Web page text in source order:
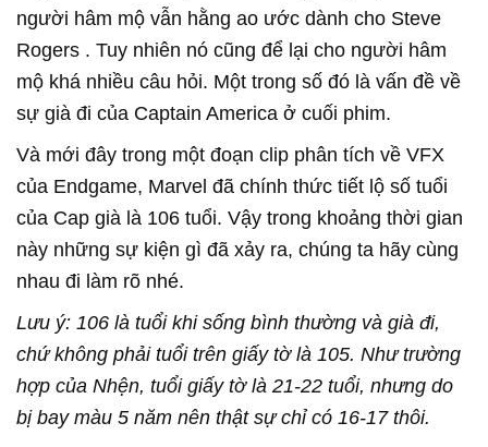
người hâm mộ vẫn hằng ao ước dành cho Steve
Rogers . Tuy nhiên nó cũng để lại cho người hâm
mộ khá nhiều câu hỏi. Một trong số đó là vấn đề về
sự già đi của Captain America ở cuối phim.
Và mới đây trong một đoạn clip phân tích về VFX
của Endgame, Marvel đã chính thức tiết lộ số tuổi
của Cap già là 106 tuổi. Vậy trong khoảng thời gian
này những sự kiện gì đã xảy ra, chúng ta hãy cùng
nhau đi làm rõ nhé.
Lưu ý: 106 là tuổi khi sống bình thường và già đi,
chứ không phải tuổi trên giấy tờ là 105. Như trường
hợp của Nhện, tuổi giấy tờ là 21-22 tuổi, nhưng do
bị bay màu 5 năm nên thật sự chỉ có 16-17 thôi.